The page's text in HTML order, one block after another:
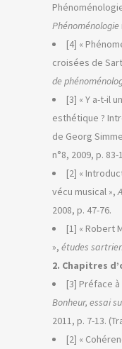
Phénoménologie
[4] «
croisées de
de
[3] « Y a-t-il
esthétique ?
de Georg
n°8, 2009, p. 83-
[2] «
vécu musical »,
2008, p. 47-76.
[1] « Robert
», études
2. Chapitres
[3] Préface
Bonheur, essai
2011, p. 7-13.
[2] «